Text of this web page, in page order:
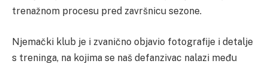
trenažnom procesu pred završnicu sezone.
Njemački klub je i zvanično objavio fotografije i detalje
s treninga, na kojima se naš defanzivac nalazi među